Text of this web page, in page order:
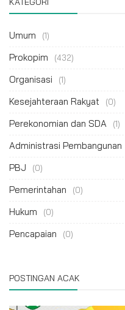
Umum (1)
Prokopim (432)
Organisasi (1)
Kesejahteraan Rakyat (0)
Perekonomian dan SDA (1)
Administrasi Pembangunan
PBJ (0)
Pemerintahan (0)
Hukum (0)
Pencapaian (0)
POSTINGAN ACAK